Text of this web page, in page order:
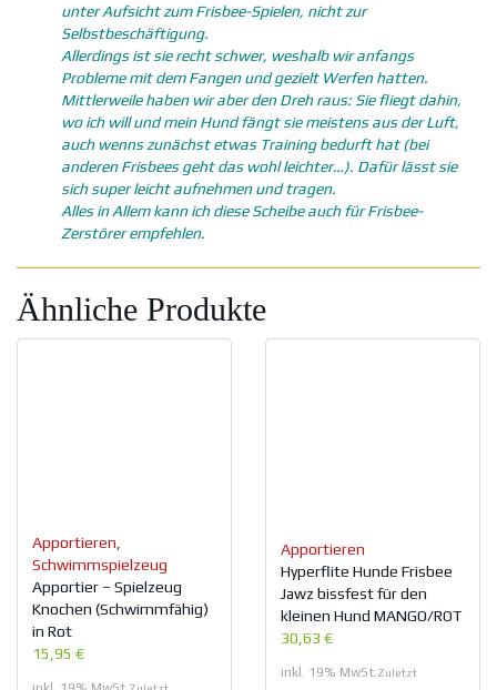
unter Aufsicht zum Frisbee-Spielen, nicht zur
Selbstbeschäftigung.
Allerdings ist sie recht schwer, weshalb wir anfangs
Probleme mit dem Fangen und gezielt Werfen hatten.
Mittlerweile haben wir aber den Dreh raus: Sie fliegt dahin,
wo ich will und mein Hund fängt sie meistens aus der Luft,
auch wenns zunächst etwas Training bedurft hat (bei
anderen Frisbees geht das wohl leichter…). Dafür lässt sie
sich super leicht aufnehmen und tragen.
Alles in Allem kann ich diese Scheibe auch für Frisbee-
Zerstörer empfehlen.
Ähnliche Produkte
Apportieren
Schwimmspielzeug
Apportier – Spielzeug
Knochen (Schwimmfähig)
in Rot
15,95 €
Apportieren
Hyperflite Hunde Frisbee
Jawz bissfest für den
kleinen Hund MANGO/ROT
30,63 €
inkl. 19% MwSt.Zuletzt